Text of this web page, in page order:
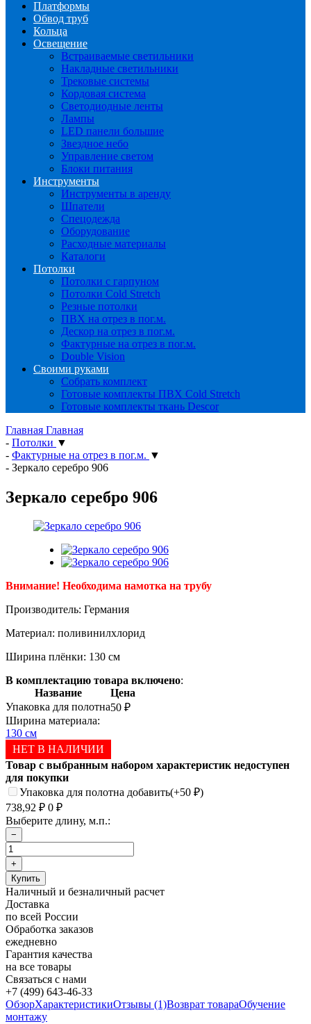
Платформы
Обвод труб
Кольца
Освещение
Встраиваемые светильники
Накладные светильники
Трековые системы
Кордовая система
Светодиодные ленты
Лампы
LED панели большие
Звездное небо
Управление светом
Блоки питания
Инструменты
Инструменты в аренду
Шпатели
Спецодежда
Оборудование
Расходные материалы
Каталоги
Потолки
Потолки с гарпуном
Потолки Cold Stretch
Резные потолки
ПВХ на отрез в пог.м.
Дескор на отрез в пог.м.
Фактурные на отрез в пог.м.
Double Vision
Своими руками
Собрать комплект
Готовые комплекты ПВХ Cold Stretch
Готовые комплекты ткань Descor
Главная Главная
- Потолки ▼
- Фактурные на отрез в пог.м. ▼
- Зеркало серебро 906
Зеркало серебро 906
Внимание! Необходима намотка на трубу
Производитель: Германия
Материал: поливинилхлорид
Ширина плёнки: 130 см
В комплектацию товара включено:
Название
Цена
Упаковка для полотна50 ₽
Ширина материала:
130 см
НЕТ В НАЛИЧИИ
Товар с выбранным набором характеристик недоступен
для покупки
Упаковка для полотна добавить(+50 ₽)
738,92 ₽ 0 ₽
Выберите длину, м.п.:
Наличный и безналичный расчет
Доставка
по всей России
Обработка заказов
ежедневно
Гарантия качества
на все товары
Связаться с нами
+7 (499) 643-46-33
ОбзорХарактеристикиОтзывы (1)Возврат товараОбучение
монтажу